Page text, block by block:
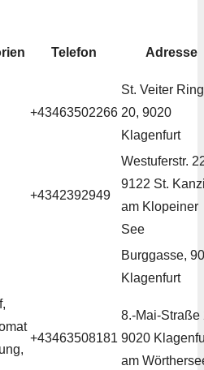
Telefon Adresse
+43463502266
St. Veiter Ring
20, 9020
Klagenfurt
+4342392949
Westuferstr.
9122 St.
am Klopeiner
See
Burggasse,
Klagenfurt
+43463508181
8.-Mai-Straße
9020
am